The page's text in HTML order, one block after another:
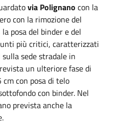
via Polignano con la
con la rimozione del
posa del binder e del
più critici, caratterizzati
sede stradale in
un ulteriore fase di
con posa di telo
con binder. Nel
prevista anche la